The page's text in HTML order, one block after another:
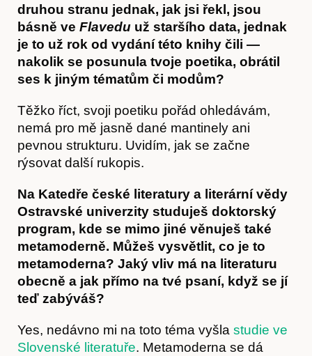
Kontakt
druhou stranu jednak, jak jsi řekl, jsou
básně ve Flavedu už staršího data, jednak
je to už rok od vydání této knihy čili —
nakolik se posunula tvoje poetika, obrátil
ses k jiným tématům či modům?
Těžko říct, svoji poetiku pořád ohledávám,
nemá pro mě jasně dané mantinely ani
pevnou strukturu. Uvidím, jak se začne
rýsovat další rukopis.
Na Katedře české literatury a literární vědy
Ostravské univerzity studuješ doktorský
program, kde se mimo jiné věnuješ také
metamoderně. Můžeš vysvětlit, co je to
metamoderna? Jaký vliv má na literaturu
obecně a jak přímo na tvé psaní, když se jí
teď zabýváš?
Yes, nedávno mi na toto téma vyšla studie ve
Slovenské literatuře. Metamoderna se dá